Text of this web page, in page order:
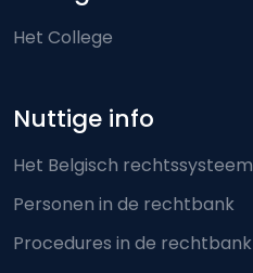
Het College
Nuttige info
Het Belgisch rechtssysteem
Personen in de rechtbank
Procedures in de rechtbank